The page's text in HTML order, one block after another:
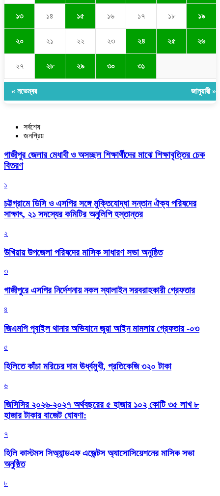
১৩ ১৪ ১৫ ১৬ ১৭ ১৮ ১৯
২০ ২১ ২২ ২৩ ২৪ ২৫ ২৬
২৭ ২৮ ২৯ ৩০ ৩১
« নভেম্বর জানুয়ারী »
সর্বশেষ
জনপ্রিয়
গাজীপুর জেলার মেধাবী ও অসচ্ছল শিক্ষার্থীদের মাঝে শিক্ষাবৃত্তির চেক
বিতরণ
১
চট্টগ্রামে ডিসি ও এসপির সঙ্গে মুক্তিযোদ্ধা সন্তান ঐক্য পরিষদের
সাক্ষাৎ, ২১ সদস্যের কমিটির অনুলিপি হস্তান্তর
২
উখিয়ায় উপজেলা পরিষদের মাসিক সাধারণ সভা অনুষ্ঠিত
৩
গাজীপুরে এসপির নির্দেশনায় নকল স্যালাইন সরবরাহকারী গ্রেফতার
৪
জিএমপি পূবাইল থানার অভিযানে জুয়া আইন মামলায় গ্রেফতার -০৩
৫
হিলিতে কাঁচা মরিচের দাম ঊর্ধ্বমুখী, প্রতিকেজি ৩২০ টাকা
৬
জিসিসির ২০২৬-২০২৭ অর্থবছরের ৫ হাজার ১০২ কোটি ৩৫ লাখ ৮
হাজার টাকার বাজেট ঘোষণা:
৭
হিলি কাস্টমস সিঅ্যান্ডএফ এজেন্টস অ্যাসোসিয়েশনের মাসিক সভা
অনুষ্ঠিত
৮